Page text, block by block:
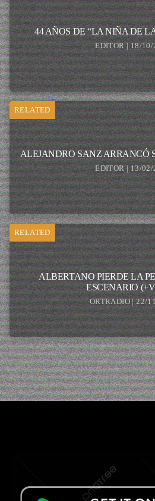
44 AÑOS DE “LA NIÑA DE
EDITOR | 18/10/
RELATED
ALEJANDRO SANZ ARRANCÓ
EDITOR | 13/02/
RELATED
ALBERTANO PIERDE LA
ESCENARIO
ORTRADIO | 22/